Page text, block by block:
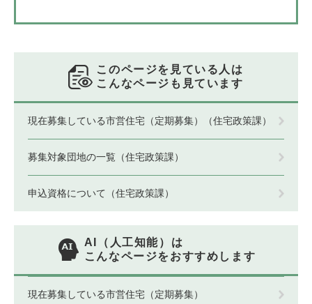
このページを見ている人は
こんなページも見ています
現在募集している市営住宅（定期募集）（住宅政策課）
募集対象団地の一覧（住宅政策課）
申込資格について（住宅政策課）
AI（人工知能）は
こんなページをおすすめします
現在募集している市営住宅（定期募集）